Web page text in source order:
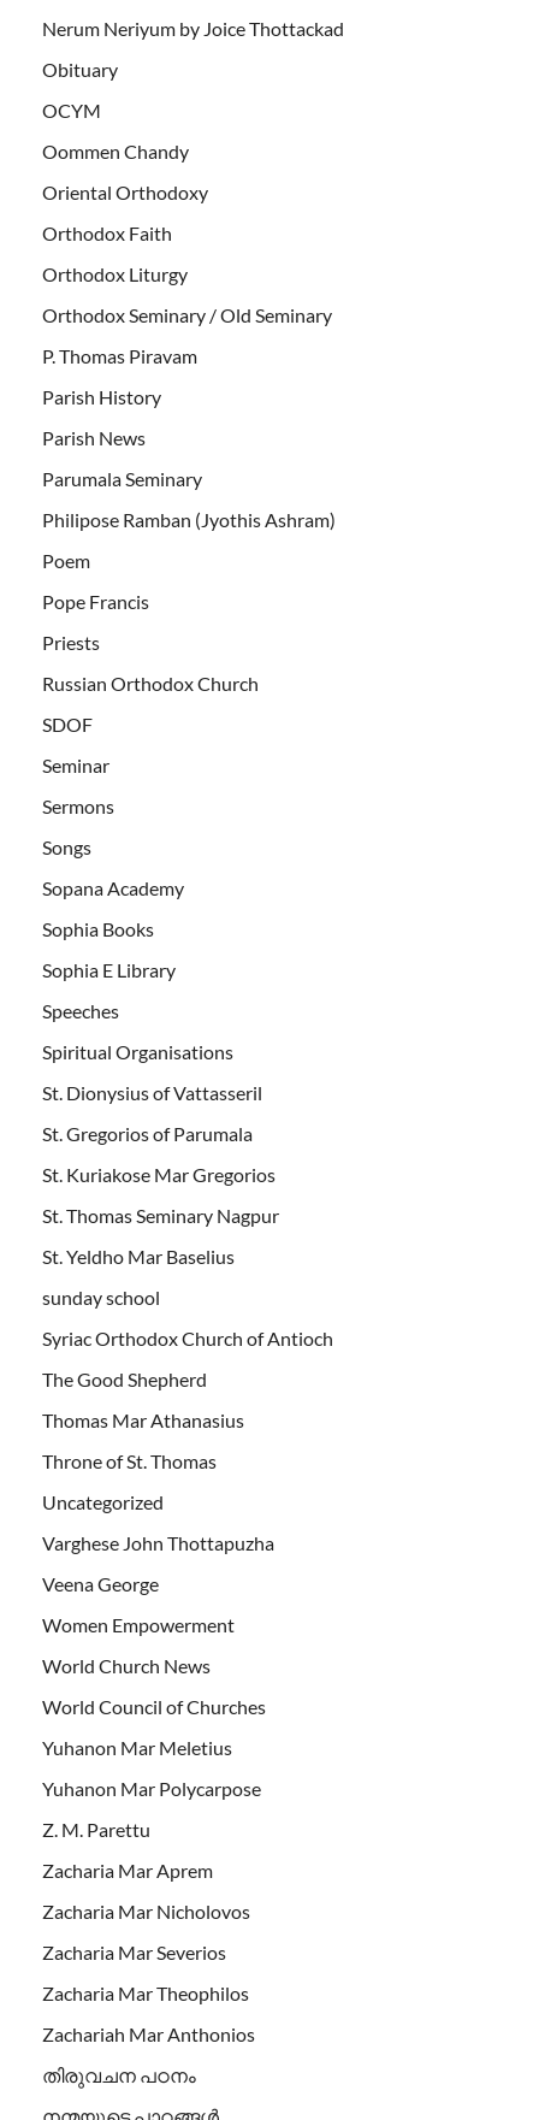
Nerum Neriyum by Joice Thottackad
Obituary
OCYM
Oommen Chandy
Oriental Orthodoxy
Orthodox Faith
Orthodox Liturgy
Orthodox Seminary / Old Seminary
P. Thomas Piravam
Parish History
Parish News
Parumala Seminary
Philipose Ramban (Jyothis Ashram)
Poem
Pope Francis
Priests
Russian Orthodox Church
SDOF
Seminar
Sermons
Songs
Sopana Academy
Sophia Books
Sophia E Library
Speeches
Spiritual Organisations
St. Dionysius of Vattasseril
St. Gregorios of Parumala
St. Kuriakose Mar Gregorios
St. Thomas Seminary Nagpur
St. Yeldho Mar Baselius
sunday school
Syriac Orthodox Church of Antioch
The Good Shepherd
Thomas Mar Athanasius
Throne of St. Thomas
Uncategorized
Varghese John Thottapuzha
Veena George
Women Empowerment
World Church News
World Council of Churches
Yuhanon Mar Meletius
Yuhanon Mar Polycarpose
Z. M. Parettu
Zacharia Mar Aprem
Zacharia Mar Nicholovos
Zacharia Mar Severios
Zacharia Mar Theophilos
Zachariah Mar Anthonios
തിരുവചന പഠനം
നന്മയുടെ പാഠങ്ങള്‍